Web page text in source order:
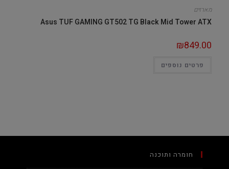
מארזים
Asus TUF GAMING GT502 TG Black Mid Tower ATX
₪849.00
פרטים נוספים
חומרה ותוכנה